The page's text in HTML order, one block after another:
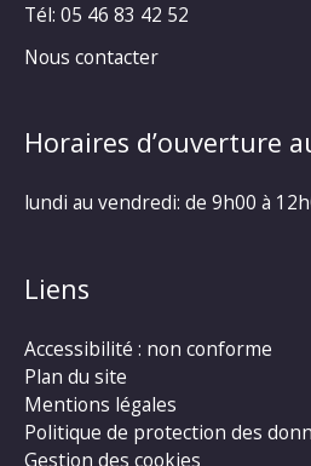
Tél: 05 46 83 42 52
Nous contacter
Horaires d’ouverture
lundi au vendredi: de 9h00 à
Liens
Accessibilité : non conforme
Plan du site
Mentions légales
Politique de protection des
Gestion des cookies